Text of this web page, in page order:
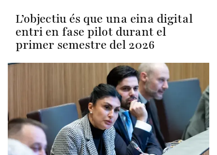
L’objectiu és que una eina digital
entri en fase pilot durant el
primer semestre del 2026